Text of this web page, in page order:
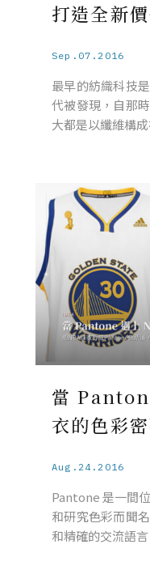
打造全新
Sep.07.2016
最早的紡織科技
代被發現，自那
大都是以纖維構
當
衣的色彩
Aug.24.2016
Pantone 是一間
和研究色彩而聞
和精確的交流語